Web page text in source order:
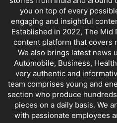
you on top of every
engaging and insightful
Established in 2022, The
content platform that covers
We also brings latest news
Automobile, Business,
very authentic and
team comprises young and
section who produce
pieces on a daily basis. We
with passionate employees